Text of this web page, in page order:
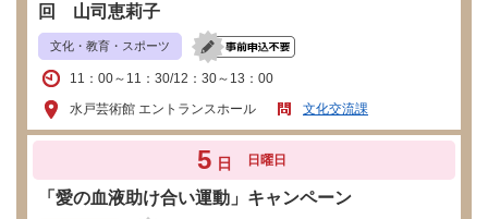
回 山司恵莉子
文化・教育・スポーツ
11：00～11：30/12：30～13：00
水戸芸術館 エントランスホール
文化交流課
5 日 日曜日
「愛の血液助け合い運動」キャンペーン